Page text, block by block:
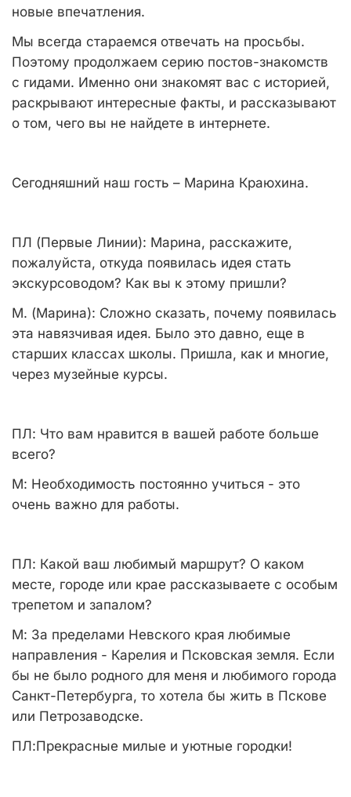
новые впечатления.
Мы всегда стараемся отвечать на просьбы.
Поэтому продолжаем серию постов-знакомств
с гидами. Именно они знакомят вас с историей,
раскрывают интересные факты, и рассказывают
о том, чего вы не найдете в интернете.
Сегодняшний наш гость – Марина Краюхина.
ПЛ (Первые Линии): Марина, расскажите,
пожалуйста, откуда появилась идея стать
экскурсоводом? Как вы к этому пришли?
М. (Марина): Сложно сказать, почему появилась
эта навязчивая идея. Было это давно, еще в
старших классах школы. Пришла, как и многие,
через музейные курсы.
ПЛ: Что вам нравится в вашей работе больше
всего?
М: Необходимость постоянно учиться - это
очень важно для работы.
ПЛ: Какой ваш любимый маршрут? О каком
месте, городе или крае рассказываете с особым
трепетом и запалом?
М: За пределами Невского края любимые
направления - Карелия и Псковская земля. Если
бы не было родного для меня и любимого города
Санкт-Петербурга, то хотела бы жить в Пскове
или Петрозаводске.
ПЛ:Прекрасные милые и уютные городки!